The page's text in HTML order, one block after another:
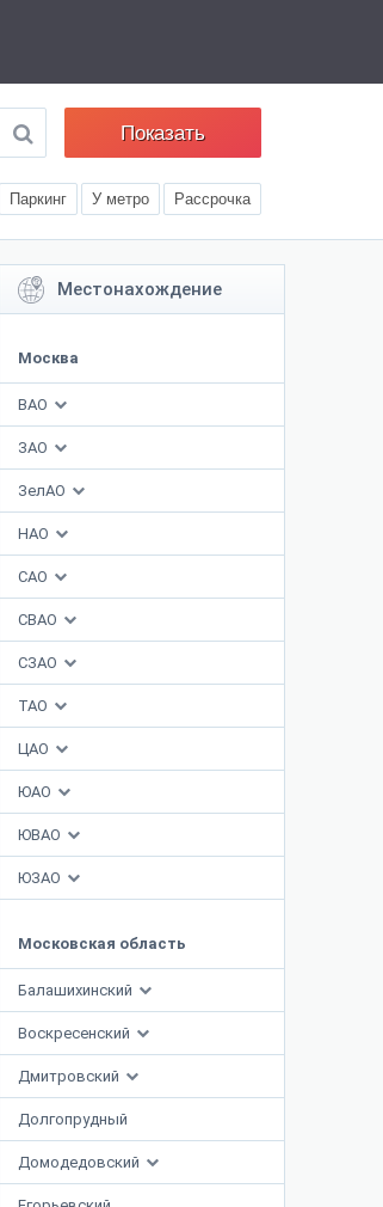
Показать
Паркинг У метро Рассрочка
Местонахождение
Москва
ВАО
ЗАО
ЗелАО
НАО
САО
СВАО
СЗАО
ТАО
ЦАО
ЮАО
ЮВАО
ЮЗАО
Московская область
Балашихинский
Воскресенский
Дмитровский
Долгопрудный
Домодедовский